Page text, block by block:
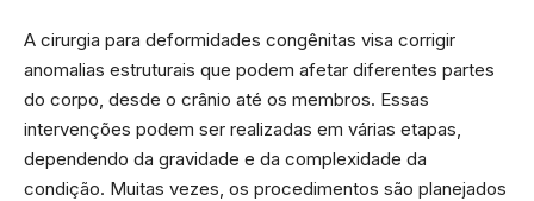
A cirurgia para deformidades congênitas visa corrigir
anomalias estruturais que podem afetar diferentes partes
do corpo, desde o crânio até os membros. Essas
intervenções podem ser realizadas em várias etapas,
dependendo da gravidade e da complexidade da
condição. Muitas vezes, os procedimentos são planejados